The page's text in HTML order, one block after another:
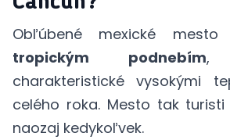
Obľúbené mexické
tropickým podnebím,
charakteristické vysokými
celého roka. Mesto tak
naozaj kedykoľvek.